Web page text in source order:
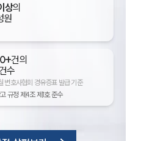
상의
원
건의
수
변호사협회 경유증표 발급 기준
규정 제4조 제1호 준수